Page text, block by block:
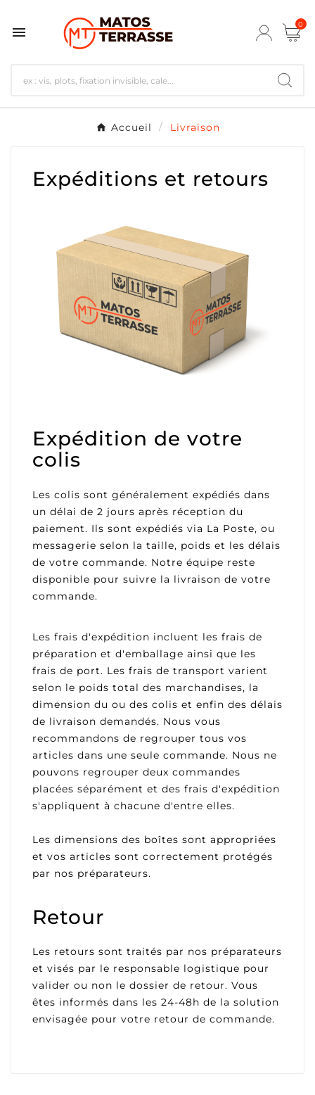
 0
Accueil Livraison
Expéditions et retours
Expédition de votre
colis
Les colis sont généralement expédiés dans
un délai de 2 jours après réception du
paiement. Ils sont expédiés via La Poste, ou
messagerie selon la taille, poids et les délais
de votre commande. Notre équipe reste
disponible pour suivre la livraison de votre
commande.
Les frais d'expédition incluent les frais de
préparation et d'emballage ainsi que les
frais de port. Les frais de transport varient
selon le poids total des marchandises, la
dimension du ou des colis et enfin des délais
de livraison demandés. Nous vous
recommandons de regrouper tous vos
articles dans une seule commande. Nous ne
pouvons regrouper deux commandes
placées séparément et des frais d'expédition
s'appliquent à chacune d'entre elles.
Les dimensions des boîtes sont appropriées
et vos articles sont correctement protégés
par nos préparateurs.
Retour
Les retours sont traités par nos préparateurs
et visés par le responsable logistique pour
valider ou non le dossier de retour. Vous
êtes informés dans les 24-48h de la solution
envisagée pour votre retour de commande.